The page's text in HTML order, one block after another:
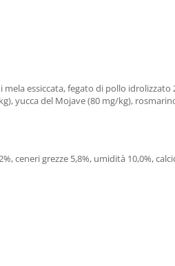
essiccata, fegato di pollo
yucca del Mojave (80 mg/kg),
ceneri grezze 5,8%, umidità 10,0%,